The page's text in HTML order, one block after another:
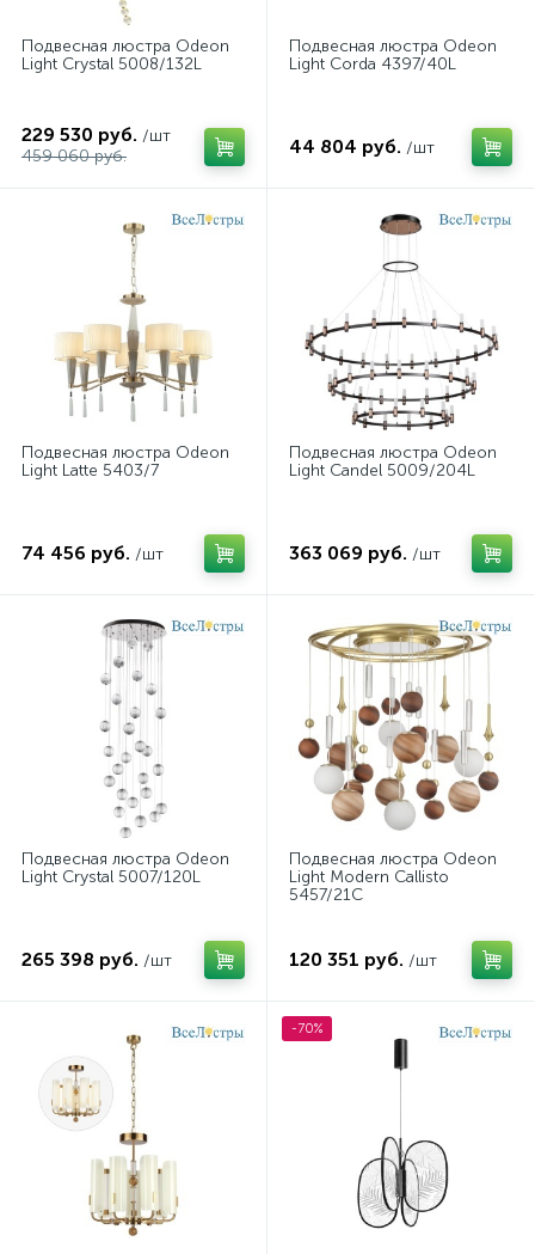
Подвесная люстра Odeon
Light Crystal 5008/132L
229 530 руб. /шт
459 060 руб.
Подвесная люстра Odeon
Light Corda 4397/40L
44 804 руб. /шт
Подвесная люстра Odeon
Light Latte 5403/7
74 456 руб. /шт
Подвесная люстра Odeon
Light Candel 5009/204L
363 069 руб. /шт
Подвесная люстра Odeon
Light Crystal 5007/120L
265 398 руб. /шт
Подвесная люстра Odeon
Light Modern Callisto
5457/21C
120 351 руб. /шт
-70%